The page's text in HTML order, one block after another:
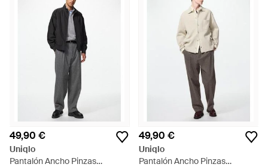
49,90 €
Uniqlo
Pantalón Ancho Pinzas
49,90 €
Uniqlo
Pantalón Ancho Pinzas